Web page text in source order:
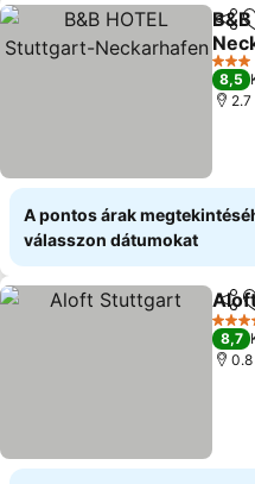
3
8,5
A pontos árak
válasszon dátumokat
4
8,7